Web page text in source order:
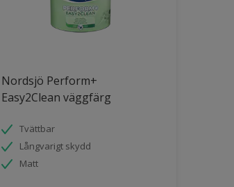
Nordsjö Perform+
Easy2Clean väggfärg
Tvättbar
Långvarigt skydd
Matt